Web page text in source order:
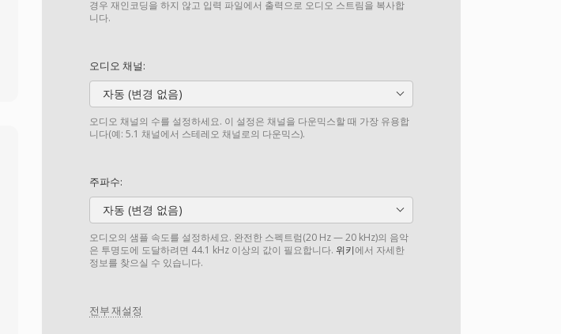
경우 재인코딩을 하지 않고 입력 파일에서 출력으로 오디오 스트림을 복사합
니다.
오디오 채널:
자동 (변경 없음)
오디오 채널의 수를 설정하세요. 이 설정은 채널을 다운믹스할 때 가장 유용합
니다(예: 5.1 채널에서 스테레오 채널로의 다운믹스).
주파수:
자동 (변경 없음)
오디오의 샘플 속도를 설정하세요. 완전한 스펙트럼(20 Hz — 20 kHz)의 음악
은 투명도에 도달하려면 44.1 kHz 이상의 값이 필요합니다. 위키에서 자세한
정보를 찾으실 수 있습니다.
전부 재설정